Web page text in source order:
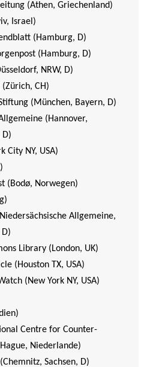
(Athen, Griechenland)
Israel)
(Hamburg, D)
(Hamburg, D)
NRW, D)
(Zürich, CH)
(München, Bayern, D)
(Hannover,
D)
City NY, USA)
(Bodø, Norwegen)
Allgemeine,
D)
Library (London, UK)
(Houston TX, USA)
(New York NY, USA)
Centre for Counter-
Niederlande)
Sachsen, D)